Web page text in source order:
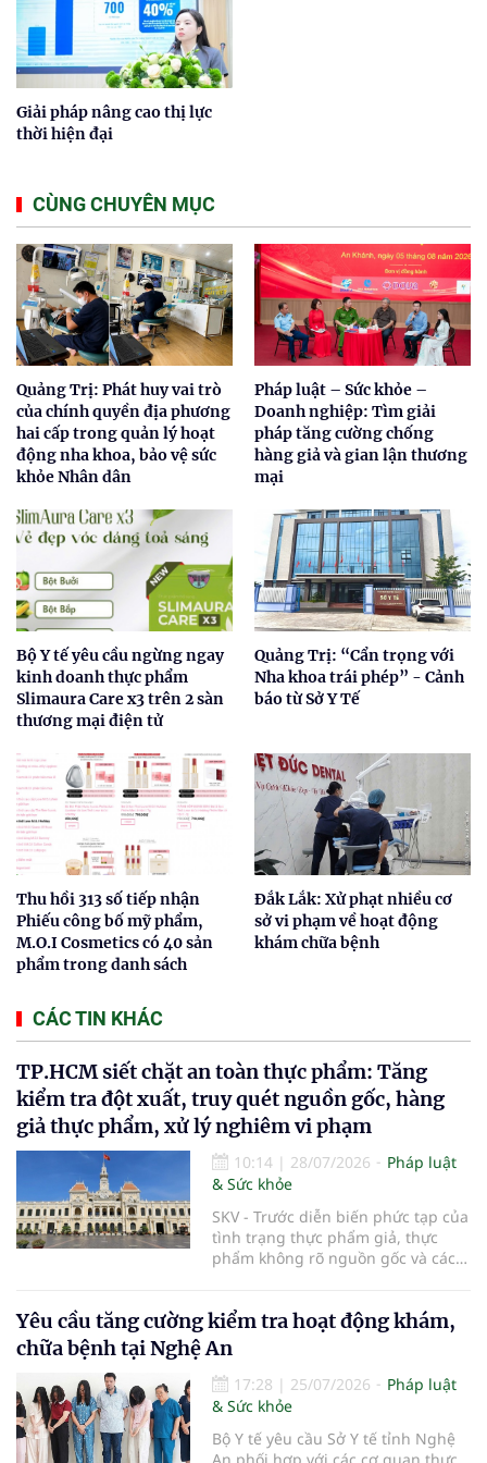
Giải pháp nâng cao thị lực
thời hiện đại
CÙNG CHUYÊN MỤC
Quảng Trị: Phát huy vai trò
của chính quyền địa phương
hai cấp trong quản lý hoạt
động nha khoa, bảo vệ sức
khỏe Nhân dân
Pháp luật – Sức khỏe –
Doanh nghiệp: Tìm giải
pháp tăng cường chống
hàng giả và gian lận thương
mại
Bộ Y tế yêu cầu ngừng ngay
kinh doanh thực phẩm
Slimaura Care x3 trên 2 sàn
thương mại điện tử
Quảng Trị: “Cẩn trọng với
Nha khoa trái phép” - Cảnh
báo từ Sở Y Tế
Thu hồi 313 số tiếp nhận
Phiếu công bố mỹ phẩm,
M.O.I Cosmetics có 40 sản
phẩm trong danh sách
Đắk Lắk: Xử phạt nhiều cơ
sở vi phạm về hoạt động
khám chữa bệnh
CÁC TIN KHÁC
TP.HCM siết chặt an toàn thực phẩm: Tăng
kiểm tra đột xuất, truy quét nguồn gốc, hàng
giả thực phẩm, xử lý nghiêm vi phạm
10:14 | 28/07/2026
Pháp luật
& Sức khỏe
SKV - Trước diễn biến phức tạp của
tình trạng thực phẩm giả, thực
phẩm không rõ nguồn gốc và các
kế hoạch tăng cường bảo đảm an
toàn thực phẩm trên địa bàn năm
2026. Thành phố sẽ đẩy mạnh
thanh tra, kiểm tra đột xuất, siết
chặt quản lý tại các chợ đầu mối,
phẩm và phối hợp với lực lượng
Yêu cầu tăng cường kiểm tra hoạt động khám,
chữa bệnh tại Nghệ An
17:28 | 25/07/2026
Pháp luật
& Sức khỏe
Bộ Y tế yêu cầu Sở Y tế tỉnh Nghệ
An phối hợp với các cơ quan thực